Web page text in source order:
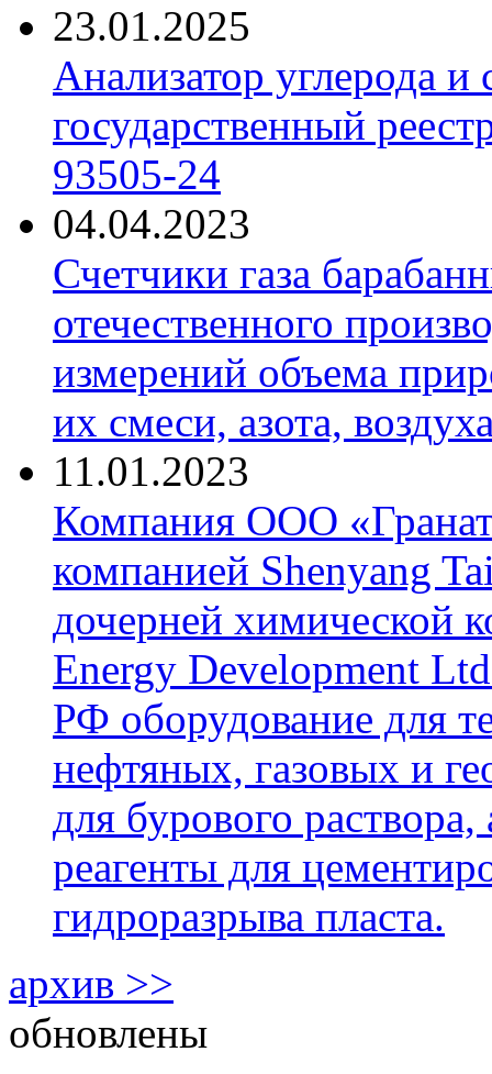
23.01.2025
Анализатор углерода
государственный
93505-24
04.04.2023
Счетчики газа
отечественного
измерений объема
их смеси, азота,
11.01.2023
Компания ООО
компанией Shenyang
дочерней химической
Energy Development
РФ оборудование для
нефтяных, газовых и
для бурового
реагенты для
гидроразрыва пласта.
архив >>
обновлены